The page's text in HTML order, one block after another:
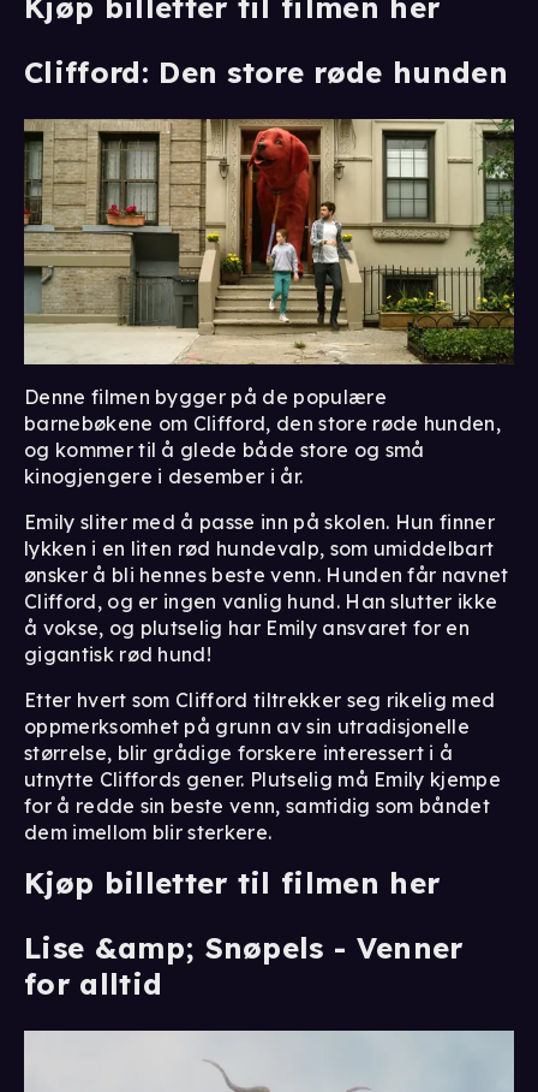
Kjøp billetter til filmen her
Clifford: Den store røde hunden
Denne filmen bygger på de populære
barnebøkene om Clifford, den store røde hunden,
og kommer til å glede både store og små
kinogjengere i desember i år.
Emily sliter med å passe inn på skolen. Hun finner
lykken i en liten rød hundevalp, som umiddelbart
ønsker å bli hennes beste venn. Hunden får navnet
Clifford, og er ingen vanlig hund. Han slutter ikke
å vokse, og plutselig har Emily ansvaret for en
gigantisk rød hund!
Etter hvert som Clifford tiltrekker seg rikelig med
oppmerksomhet på grunn av sin utradisjonelle
størrelse, blir grådige forskere interessert i å
utnytte Cliffords gener. Plutselig må Emily kjempe
for å redde sin beste venn, samtidig som båndet
dem imellom blir sterkere.
Kjøp billetter til filmen her
Lise &amp; Snøpels - Venner
for alltid